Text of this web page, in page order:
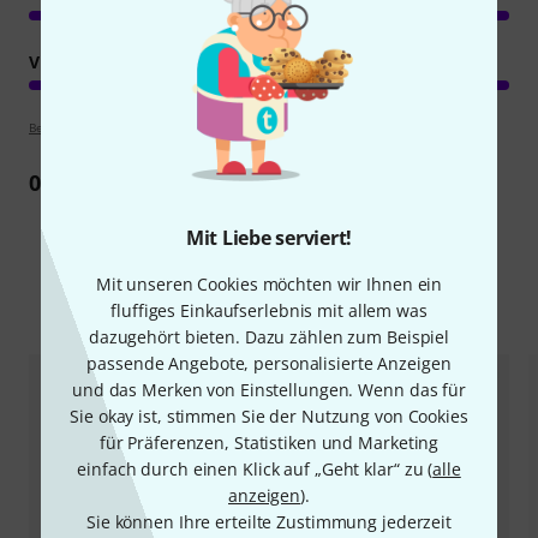
Mit Liebe serviert!
Mit unseren Cookies möchten wir Ihnen ein
fluffiges Einkaufserlebnis mit allem was
dazugehört bieten. Dazu zählen zum Beispiel
passende Angebote, personalisierte Anzeigen
und das Merken von Einstellungen. Wenn das für
Sie okay ist, stimmen Sie der Nutzung von Cookies
für Präferenzen, Statistiken und Marketing
einfach durch einen Klick auf „Geht klar“ zu (alle
anzeigen).
Sie können Ihre erteilte Zustimmung jederzeit
VERARBEITUNG
Bewertungsrichtlinien
0Rezension
Alternativen vergleichen